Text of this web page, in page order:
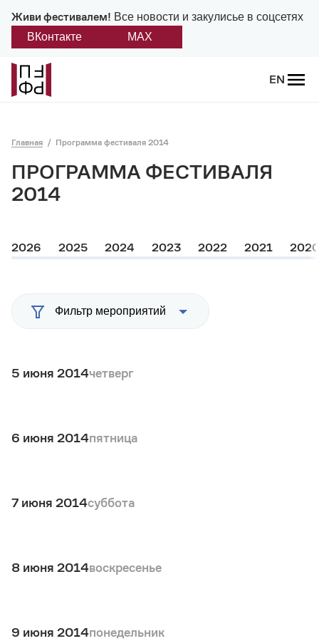
Живи фестивалем! Все новости и закулисье в соцсетях
ВКонтакте
MAX
EN
Назад
Платонов
Положение о фестивале
Дирекция
Отчеты и документы
Главная Программа фестиваля 2014
ПРОГРАММА ФЕСТИВАЛЯ
2014
2026 2025 2024 2023 2022 2021 2020
Фильтр мероприятий
5 июня 2014четверг
6 июня 2014пятница
7 июня 2014суббота
8 июня 2014воскресенье
9 июня 2014понедельник